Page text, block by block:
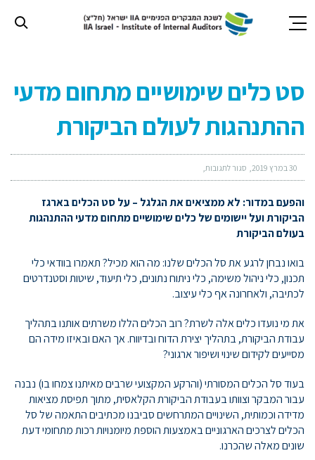
דף
אינטרנט,
אנטר
לעבור
לאזור
סט כלים שימושיים מתחום מדעי
ההתנהגות לעולם הביקורת
30 במרץ 2019 סגור לתגובות
והפעם במדור: לא ממציאים את הגלגל – על סט הכלים בארגז
הביקורת ועל יישומים של כלים שימושיים מתחום מדעי ההתנהגות
בעולם הביקורת
בואו נבחן לרגע את סל הכלים שלנו: מה הוא מכיל? תאמרו בוודאי כלי
תכנון, כלי ניהול משימה, כלי ניתוח נתונים, כלי תיעוד, שיטות וסטנדרטים
לכתיבה, ולאחרונה אף כלי עיצוב.
את מי נועדו כלים אלה לשרת? רוב הכלים הללו משרתים אותנו בתהליך
עבודת הביקורת, בתהליך יצירת הדוח ובדיווח. אך האם ובאיזו מידה הם
מסייעים לקידום שינוי ושיפור ארגוני?
בעוד סל הכלים המסורתי (והרקע המקצועי שרבים מאיתנו צמחו בו) נבנה
עבור המבקר וצוותו בעבודת הביקורת הקלאסית, מתוך תפיסת מציאות
מדידה וכמותית, השינויים המתרחשים סביבנו מכתיבים התאמה של סל
הכלים לצרכים הארגוניים באמצעות הוספת מיומנויות רכות מתחומי דעת
שונים מאלה שהכרנו.